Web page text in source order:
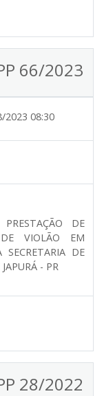
66/2023
2023 08:30
DE
VIOLÃO EM
SECRETARIA DE
- PR
28/2022